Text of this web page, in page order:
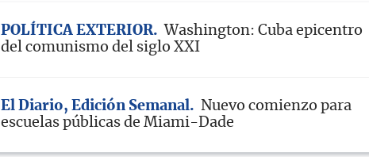
POLÍTICA EXTERIOR
Washington: Cuba epicentro
del comunismo del siglo XXI
El Diario, Edición Semanal
Nuevo comienzo para
escuelas públicas de Miami-Dade